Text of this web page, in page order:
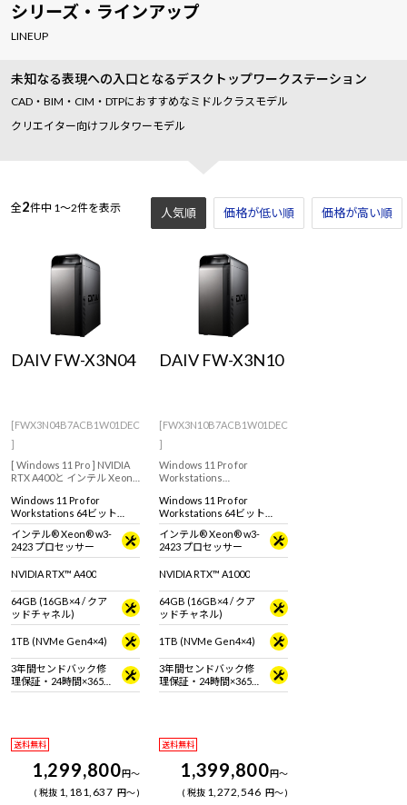
シリーズ・ラインアップ
LINEUP
未知なる表現への入口となるデスクトップワークステーション
CAD・BIM・CIM・DTPにおすすめなミドルクラスモデル
クリエイター向けフルタワーモデル
全2件中 1～2件を表示 人気順 価格が低い順 価格が高い順
DAIV FW-X3N04
[FWX3N04B7ACB1W01DEC
]
[ Windows 11 Pro ] NVIDIA
RTX A400と インテル Xeon
クリエイター向けワークス
テーション。
Windows 11 Pro for
Workstations 64ビット
(DSP)
インテル® Xeon® w3-
2423 プロセッサー
NVIDIA RTX™ A400
64GB (16GB×4 / クア
ッドチャネル)
1TB (NVMe Gen4×4)
3年間センドバック修
理保証・24時間×365
日電話サポート
送料無料
1,299,800円～
税抜 1,181,637 円～
DAIV FW-X3N10
[FWX3N10B7ACB1W01DEC
]
Windows 11 Pro for
Workstations
搭載、3DCGやCADなど3D
モデリングにおすすめのク
リエイター向けワークステ
ーション。
Windows 11 Pro for
Workstations 64ビット
(DSP)
インテル® Xeon® w3-
2423 プロセッサー
NVIDIA RTX™ A1000
64GB (16GB×4 / クア
ッドチャネル)
1TB (NVMe Gen4×4)
3年間センドバック修
理保証・24時間×365
日電話サポート
送料無料
1,399,800円～
税抜 1,272,546 円～